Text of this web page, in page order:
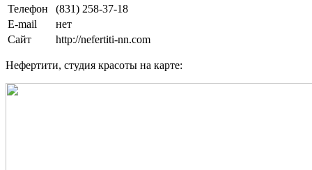
Телефон
(831) 258-37-18
E-mail
нет
Сайт
http://nefertiti-nn.com
Нефертити, студия красоты на карте: